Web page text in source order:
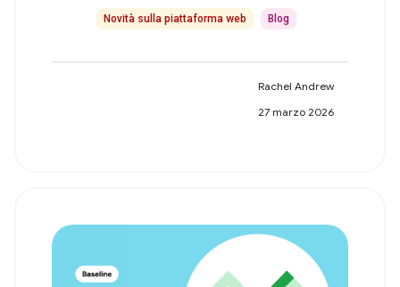
Novità sulla piattaforma web Blog
Rachel Andrew
27 marzo 2026